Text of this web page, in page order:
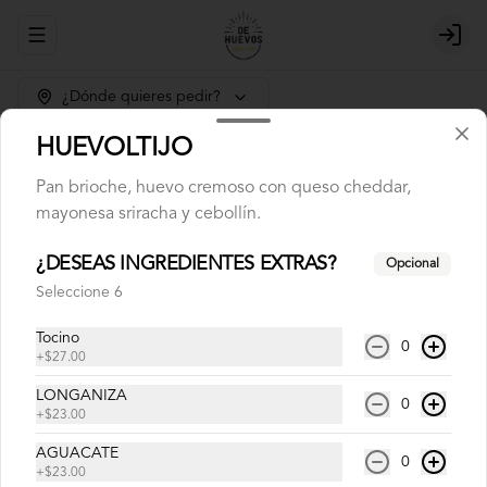
Abrir menu de navegación Login
¿Dónde quieres pedir?
No hay productos en el menú
HUEVOLTIJO
Pan brioche, huevo cremoso con queso cheddar,
mayonesa sriracha y cebollín.
¿DESEAS INGREDIENTES EXTRAS? Opcional
Seleccione 6
Tocino
+$27.00
0
LONGANIZA
+$23.00
0
AGUACATE
+$23.00
0